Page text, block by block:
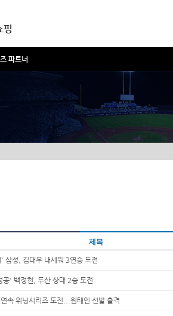
파트너
핑
제목
삼성, 김대우 내세워 3연승 도전
' 백정현, 두산 상대 2승 도전
속 위닝시리즈 도전...원태인 선발 출격